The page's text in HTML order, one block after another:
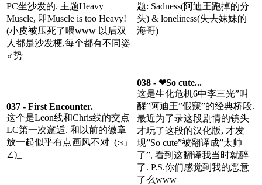
PC坐沙发的. 主题Heavy
Muscle, 即Muscle is too Heavy!
(小皮被压死了喂www 以后双
人都是沙发梗,每个都有不同姿
♂势
题: Sadness(阿迪王跑掉的分
头) & loneliness(失去妹妹的
海哥)
037 - First Encounter.
这个是Leon线和Chris线的交点
LC第一次邂逅. 和以前的徽章
放一起似乎有点画风不对_(:з」
∠)_
038 - ❤So cute...
这是生化危机6中李三光”叫
醒”阿迪王”假寐”的经典桥段.
最近为了录这段剧情的镜头
才玩了这段的汉化版, 才发
现”So cute”被翻译成”太帅
了”, 看到这翻译我当时就醉
了. P.S.你们感觉到我的恶意
了么www